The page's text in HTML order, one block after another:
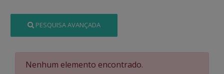
PESQUISA AVANÇADA
Nenhum elemento encontrado.